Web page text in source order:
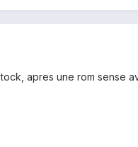
apres une rom sense